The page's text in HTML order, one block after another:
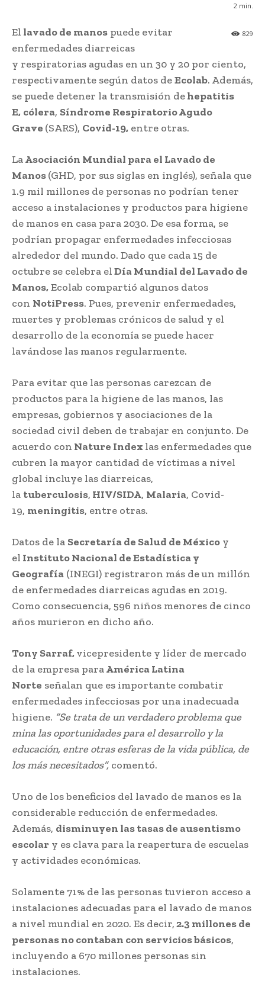
2 min.
829
El lavado de manos puede evitar
enfermedades diarreicas
y respiratorias agudas en un 30 y 20 por ciento,
respectivamente según datos deEcolab. Además,
se puede detener la transmisión dehepatitis
E, cólera, Síndrome Respiratorio Agudo
Grave (SARS), Covid-19, entre otras.
LaAsociación Mundial para el Lavado de
Manos(GHD, por sus siglas en inglés), señala que
1.9 mil millones de personas no podrían tener
acceso a instalaciones y productos para higiene
de manos en casa para 2030. De esa forma, se
podrían propagar enfermedades infecciosas
alrededor del mundo. Dado que cada 15 de
octubre se celebra elDía Mundial del Lavado de
Manos,Ecolab compartió algunos datos
con NotiPress. Pues, prevenir enfermedades,
muertes y problemas crónicos de salud y el
desarrollo de la economía se puede hacer
lavándose las manos regularmente.
Para evitar que las personas carezcan de
productos para la higiene de las manos, las
empresas, gobiernos y asociaciones de la
sociedad civil deben de trabajar en conjunto. De
acuerdo con Nature Index las enfermedades que
cubren la mayor cantidad de víctimas a nivel
global incluye las diarreicas,
la tuberculosis, HIV/SIDA, Malaria, Covid-
19, meningitis, entre otras.
Datos de la Secretaría de Salud de México y
el Instituto Nacional de Estadística y
Geografía (INEGI) registraron más de un millón
de enfermedades diarreicas agudas en 2019.
Como consecuencia, 596 niños menores de cinco
años murieron en dicho año.
Tony Sarraf,vicepresidente y líder de mercado
de la empresa paraAmérica Latina
Norte señalan que es importante combatir
enfermedades infecciosas por una inadecuada
higiene. “Se trata de un verdadero problema que
mina las oportunidades para el desarrollo y la
educación, entre otras esferas de la vida pública, de
los más necesitados”, comentó.
Uno de los beneficios del lavado de manos es la
considerable reducción de enfermedades.
Además, disminuyen las tasas de ausentismo
escolar y es clava para la reapertura de escuelas
y actividades económicas.
Solamente 71% de las personas tuvieron acceso a
instalaciones adecuadas para el lavado de manos
a nivel mundial en 2020. Es decir,2.3 millones de
personas no contaban con servicios básicos,
incluyendo a 670 millones personas sin
instalaciones.